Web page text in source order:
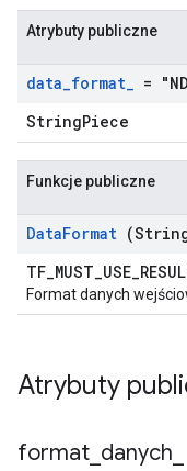
Atrybuty publiczne
data_format_ =
StringPiece
Funkcje publiczne
DataFormat
Format danych
Atrybuty
format danych